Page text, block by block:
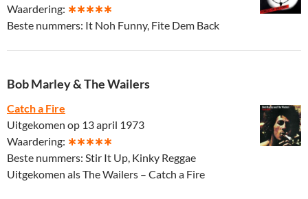
Waardering: ∗∗∗∗∗
Beste nummers: It Noh Funny, Fite Dem Back
Bob Marley & The Wailers
Catch a Fire
Uitgekomen op 13 april 1973
Waardering: ∗∗∗∗∗
Beste nummers: Stir It Up, Kinky Reggae
Uitgekomen als The Wailers – Catch a Fire